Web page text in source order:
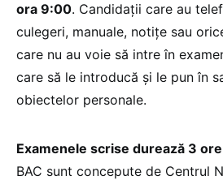
ora 9:00. Candidații care au
culegeri, manuale, notițe sau
care nu au voie să intre în
care să le introducă și le pun în
obiectelor personale.
Examenele scrise durează 3 ore
BAC sunt concepute de Centrul